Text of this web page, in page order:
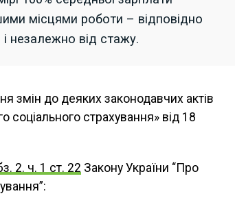
місцями роботи – відповідно
незалежно від стажу.
змін до деяких законодавчих актів
соціального страхування» від 18
2. ч. 1 ст. 22 Закону України “Про